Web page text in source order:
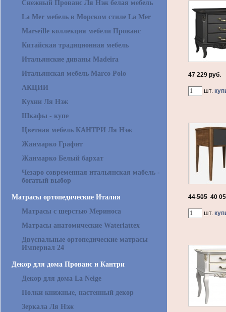
Снежный Прованс Ля Нэж белая мебель
La Mer мебель в Морском стиле La Mer
Marseille коллекция мебели Прованс
Китайская традиционная мебель
Итальянские диваны Madeira
Итальянская мебель Marco Polo
АКЦИИ
Кухни Ля Нэж
Шкафы - купе
Цветная мебель КАНТРИ Ля Нэж
Жанмарко Графит
Жанмарко Белый бархат
Чезаро современная итальянская мабель -
богатый выбор
Матрасы ортопедические Италия
Матрасы с шерстью Мериноса
Матрасы анатомические Waterlattex
Двуспальные ортопедические матрасы
Империал 24
Декор для дома Прованс и Кантри
Декор для дома La Neige
Полки книжные, настенный декор
Зеркала Ля Нэж
47 229 руб.
шт.
44 505 40
шт.